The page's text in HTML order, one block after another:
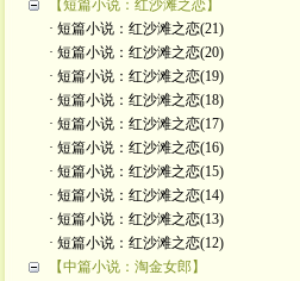
【短篇小说：红沙滩之恋】
· 短篇小说：红沙滩之恋(21)
· 短篇小说：红沙滩之恋(20)
· 短篇小说：红沙滩之恋(19)
· 短篇小说：红沙滩之恋(18)
· 短篇小说：红沙滩之恋(17)
· 短篇小说：红沙滩之恋(16)
· 短篇小说：红沙滩之恋(15)
· 短篇小说：红沙滩之恋(14)
· 短篇小说：红沙滩之恋(13)
· 短篇小说：红沙滩之恋(12)
【中篇小说：淘金女郎】